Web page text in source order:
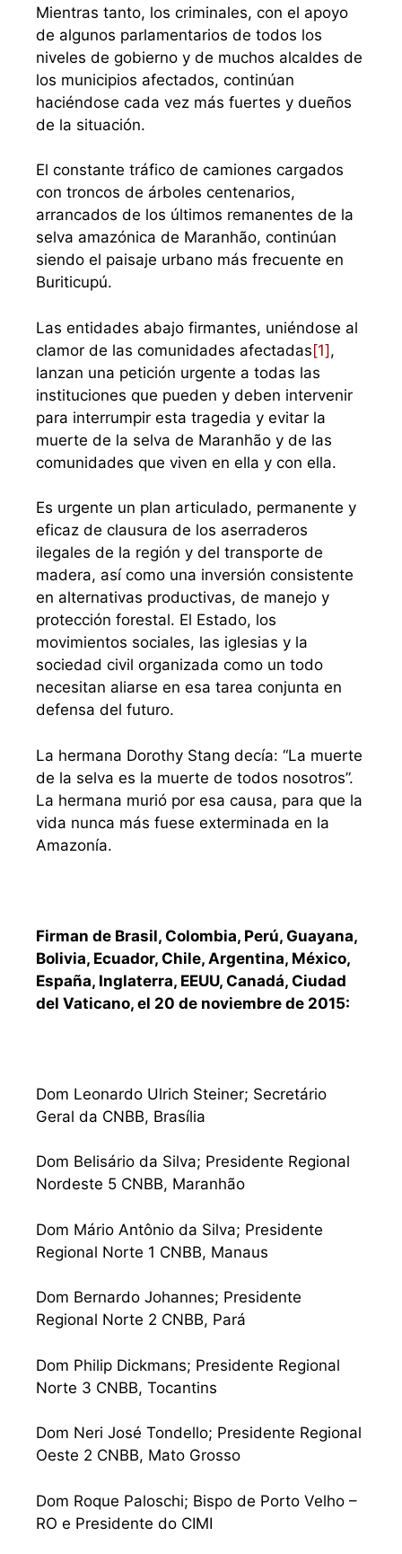
Mientras tanto, los criminales, con el apoyo
de algunos parlamentarios de todos los
niveles de gobierno y de muchos alcaldes de
los municipios afectados, continúan
haciéndose cada vez más fuertes y dueños
de la situación.
El constante tráfico de camiones cargados
con troncos de árboles centenarios,
arrancados de los últimos remanentes de la
selva amazónica de Maranhão, continúan
siendo el paisaje urbano más frecuente en
Buriticupú.
Las entidades abajo firmantes, uniéndose al
clamor de las comunidades afectadas[1],
lanzan una petición urgente a todas las
instituciones que pueden y deben intervenir
para interrumpir esta tragedia y evitar la
muerte de la selva de Maranhão y de las
comunidades que viven en ella y con ella.
Es urgente un plan articulado, permanente y
eficaz de clausura de los aserraderos
ilegales de la región y del transporte de
madera, así como una inversión consistente
en alternativas productivas, de manejo y
protección forestal. El Estado, los
movimientos sociales, las iglesias y la
sociedad civil organizada como un todo
necesitan aliarse en esa tarea conjunta en
defensa del futuro.
La hermana Dorothy Stang decía: “La muerte
de la selva es la muerte de todos nosotros”.
La hermana murió por esa causa, para que la
vida nunca más fuese exterminada en la
Amazonía.
Firman de Brasil, Colombia, Perú, Guayana,
Bolivia, Ecuador, Chile, Argentina, México,
España, Inglaterra, EEUU, Canadá, Ciudad
del Vaticano, el 20 de noviembre de 2015:
Dom Leonardo Ulrich Steiner; Secretário
Geral da CNBB, Brasília
Dom Belisário da Silva; Presidente Regional
Nordeste 5 CNBB, Maranhão
Dom Mário Antônio da Silva; Presidente
Regional Norte 1 CNBB, Manaus
Dom Bernardo Johannes; Presidente
Regional Norte 2 CNBB, Pará
Dom Philip Dickmans; Presidente Regional
Norte 3 CNBB, Tocantins
Dom Neri José Tondello; Presidente Regional
Oeste 2 CNBB, Mato Grosso
Dom Roque Paloschi; Bispo de Porto Velho –
RO e Presidente do CIMI